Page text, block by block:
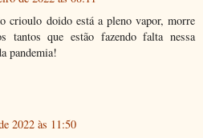
crioulo doido está a pleno vapor, morre
tantos que estão fazendo falta nessa
pandemia!
2022 às 11:50